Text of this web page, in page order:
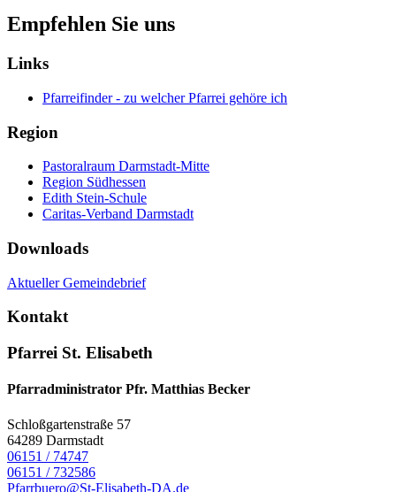
Empfehlen Sie uns
Links
Pfarreifinder - zu welcher Pfarrei gehöre ich
Region
Pastoralraum Darmstadt-Mitte
Region Südhessen
Edith Stein-Schule
Caritas-Verband Darmstadt
Downloads
Aktueller Gemeindebrief
Kontakt
Pfarrei St. Elisabeth
Pfarradministrator Pfr. Matthias Becker
Schloßgartenstraße 57
64289 Darmstadt
06151 / 74747
06151 / 732586
Pfarrbuero@St-Elisabeth-DA.de